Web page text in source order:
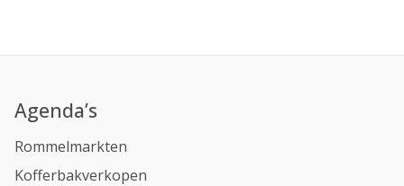
Agenda’s
Rommelmarkten
Kofferbakverkopen